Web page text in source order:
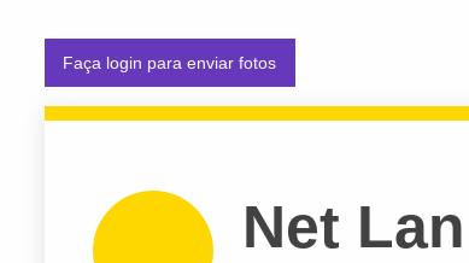
Faça login para enviar fotos
Net